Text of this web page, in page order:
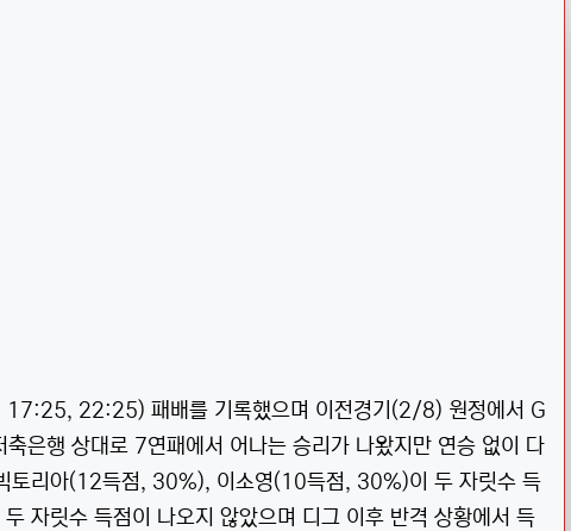
22:25) 패배를 기록했으며 이전경기(2/8) 원정에서 G
행 상대로 7연패에서 어나는 승리가 나왔지만 연승 없이 다
리아(12득점, 30%), 이소영(10득점, 30%)이 두 자릿수 득
자릿수 득점이 나오지 않았으며 디그 이후 반격 상황에서 득